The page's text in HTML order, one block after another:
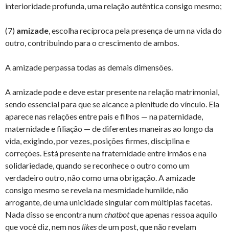
interioridade profunda, uma relação autêntica consigo mesmo;
(7) amizade, escolha recíproca pela presença de um na vida do
outro, contribuindo para o crescimento de ambos.
A amizade perpassa todas as demais dimensões.
A amizade pode e deve estar presente na relação matrimonial,
sendo essencial para que se alcance a plenitude do vínculo. Ela
aparece nas relações entre pais e filhos — na paternidade,
maternidade e filiação — de diferentes maneiras ao longo da
vida, exigindo, por vezes, posições firmes, disciplina e
correções. Está presente na fraternidade entre irmãos e na
solidariedade, quando se reconhece o outro como um
verdadeiro outro, não como uma obrigação. A amizade
consigo mesmo se revela na mesmidade humilde, não
arrogante, de uma unicidade singular com múltiplas facetas.
Nada disso se encontra numchatbotque apenas ressoa aquilo
que você diz, nem nos likesde um post, que não revelam